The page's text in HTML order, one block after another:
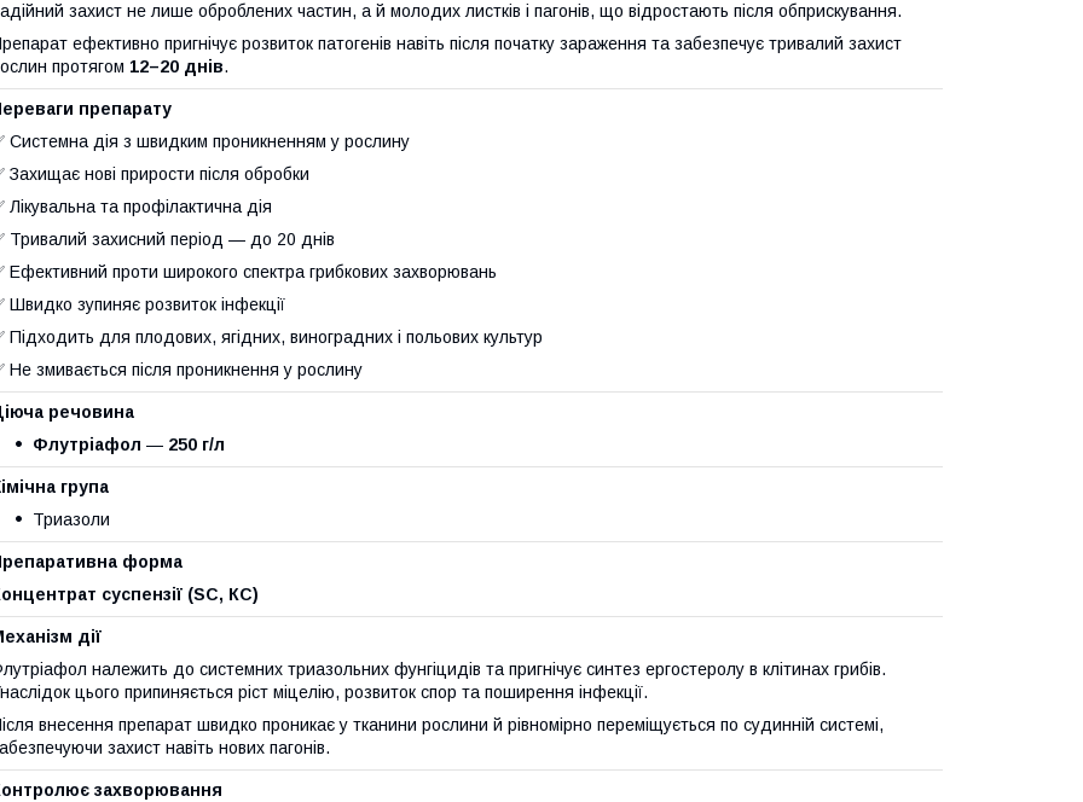
захист не лише оброблених частин, а й молодих листків і пагонів, що відростають після обприскування.
ефективно пригнічує розвиток патогенів навіть після початку зараження та забезпечує тривалий захист
протягом 12–20 днів.
препарату
Системна дія з швидким проникненням у рослину
Захищає нові прирости після обробки
Лікувальна та профілактична дія
Тривалий захисний період — до 20 днів
Ефективний проти широкого спектра грибкових захворювань
Швидко зупиняє розвиток інфекції
Підходить для плодових, ягідних, виноградних і польових культур
Не змивається після проникнення у рослину
речовина
Флутріафол — 250 г/л
група
Триазоли
форма
суспензії (SC, КС)
дії
належить до системних триазольних фунгіцидів та пригнічує синтез ергостеролу в клітинах грибів.
цього припиняється ріст міцелію, розвиток спор та поширення інфекції.
внесення препарат швидко проникає у тканини рослини й рівномірно переміщується по судинній системі,
захист навіть нових пагонів.
захворювання